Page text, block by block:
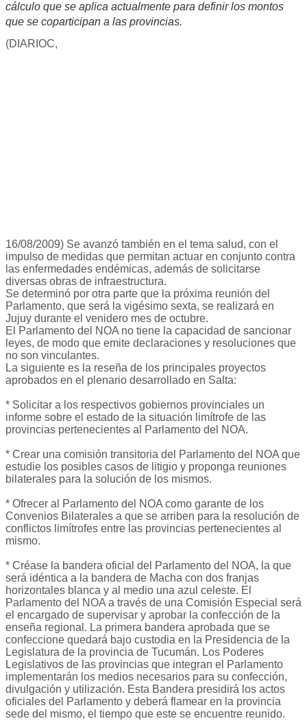
cálculo que se aplica actualmente para definir los montos
que se coparticipan a las provincias.
(DIARIOC,
16/08/2009) Se avanzó también en el tema salud, con el
impulso de medidas que permitan actuar en conjunto contra
las enfermedades endémicas, además de solicitarse
diversas obras de infraestructura.
Se determinó por otra parte que la próxima reunión del
Parlamento, que será la vigésimo sexta, se realizará en
Jujuy durante el venidero mes de octubre.
El Parlamento del NOA no tiene la capacidad de sancionar
leyes, de modo que emite declaraciones y resoluciones que
no son vinculantes.
La siguiente es la reseña de los principales proyectos
aprobados en el plenario desarrollado en Salta:
* Solicitar a los respectivos gobiernos provinciales un
informe sobre el estado de la situación limítrofe de las
provincias pertenecientes al Parlamento del NOA.
* Crear una comisión transitoria del Parlamento del NOA que
estudie los posibles casos de litigio y proponga reuniones
bilaterales para la solución de los mismos.
* Ofrecer al Parlamento del NOA como garante de los
Convenios Bilaterales a que se arriben para la resolución de
conflictos limítrofes entre las provincias pertenecientes al
mismo.
* Créase la bandera oficial del Parlamento del NOA, la que
será idéntica a la bandera de Macha con dos franjas
horizontales blanca y al medio una azul celeste. El
Parlamento del NOA a través de una Comisión Especial será
el encargado de supervisar y aprobar la confección de la
enseña regional. La primera bandera aprobada que se
confeccione quedará bajo custodia en la Presidencia de la
Legislatura de la provincia de Tucumán. Los Poderes
Legislativos de las provincias que integran el Parlamento
implementarán los medios necesarios para su confección,
divulgación y utilización. Esta Bandera presidirá los actos
oficiales del Parlamento y deberá flamear en la provincia
sede del mismo, el tiempo que este se encuentre reunido.